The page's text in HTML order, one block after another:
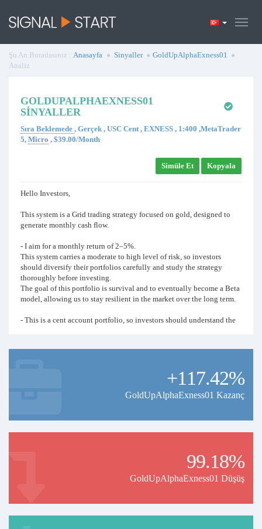
Şu An Buradasınız : Anasayfa Sinyaller
GoldUpAlphaExness01
Analiz
GOLDUPALPHAEXNESS01
SINYALLER
Sıra Beklemede , Gerçek , USC Cent , EXNESS , 1:400 ,MetaTrader
5, Micro , $39.00/Month
Simüle Et Kopyala
Hello Investors,
This system is a Grid trading strategy focused on gold, designed to
generate monthly cash flow.
- I aim for a monthly return of 2–5%.
This system carries a moderate to high level of risk, so investors
should diversify their portfolios carefully and study the strategy
thoroughly before investing.
The goal of this portfolio is survival and to eventually become a Beta
model, allowing us to stay resilient in the market over the long term.
- This is a cent account portfolio, so investors should understand the
than mine to help reduce risk.
- The $39 price is a promotional offer for the first year, and I plan to
increase it in the future. I also intend to develop more strategies to
give investors more options going forward.
+117.42%
GoldUpAlphaExness01 Kazanç
99.18%
GoldUpAlphaExness01 Düşüş